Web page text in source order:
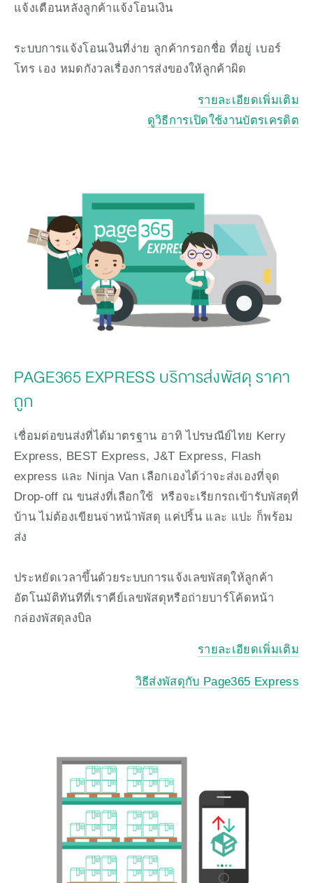
แจ้งเตือนหลังลูกค้าแจ้งโอนเงิน
ระบบการแจ้งโอนเงินที่ง่าย ลูกค้ากรอกชื่อ ที่อยู่ เบอร์
โทร เอง หมดกังวลเรื่องการส่งของให้ลูกค้าผิด
รายละเอียดเพิ่มเติม
ดูวิธีการเปิดใช้งานบัตรเครดิต
PAGE365 EXPRESS บริการส่งพัสดุ ราคา
ถูก
เชื่อมต่อขนส่งที่ได้มาตรฐาน อาทิ ไปรษณีย์ไทย Kerry
Express, BEST Express, J&T Express, Flash
express และ Ninja Van เลือกเองได้ว่าจะส่งเองที่จุด
Drop-off ณ ขนส่งที่เลือกใช้  หรือจะเรียกรถเข้ารับพัสดุที่
บ้าน ไม่ต้องเขียนจ่าหน้าพัสดุ แค่ปริ้น และ แปะ ก็พร้อม
ส่ง
ประหยัดเวลาขึ้นด้วยระบบการแจ้งเลขพัสดุให้ลูกค้า
อัตโนมัติทันทีที่เราคีย์เลขพัสดุหรือถ่ายบาร์โค้ดหน้า
กล่องพัสดุลงบิล
รายละเอียดเพิ่มเติม
วิธีส่งพัสดุกับ Page365 Express